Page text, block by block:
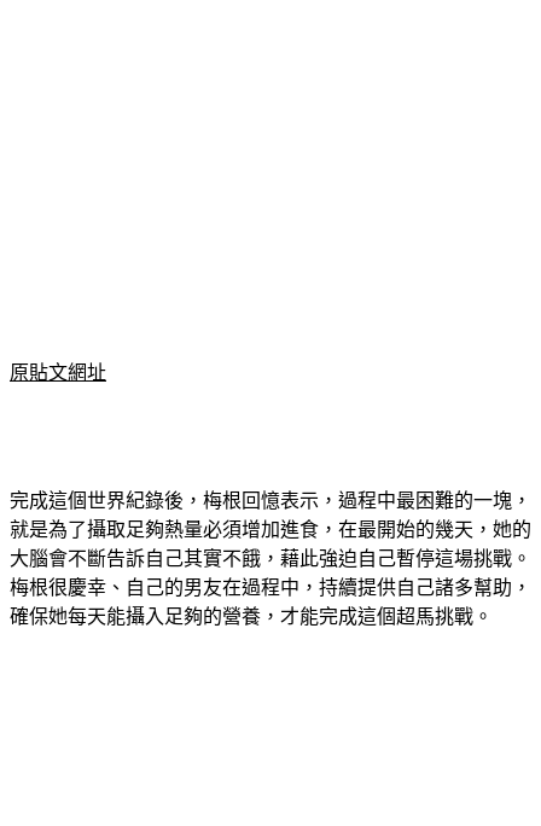
原貼文網址
完成這個世界紀錄後，梅根回憶表示，過程中最困難的一塊，
就是為了攝取足夠熱量必須增加進食，在最開始的幾天，她的
大腦會不斷告訴自己其實不餓，藉此強迫自己暫停這場挑戰。
梅根很慶幸、自己的男友在過程中，持續提供自己諸多幫助，
確保她每天能攝入足夠的營養，才能完成這個超馬挑戰。